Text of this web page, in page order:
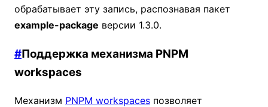
обрабатывает эту запись, распознавая пакет
example-package версии 1.3.0.
#Поддержка механизма PNPM
workspaces
Механизм PNPM workspaces позволяет